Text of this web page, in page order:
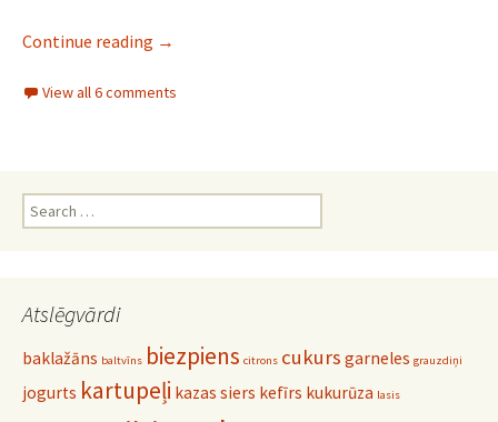
Continue reading Biezpiena kūka
→
View all 6 comments
Search
for:
Atslēgvārdi
baklažāns baltvīns biezpiens citrons cukurs garneles grauzdiņi
jogurts kartupeļi kazas siers kefīrs kukurūza lasis